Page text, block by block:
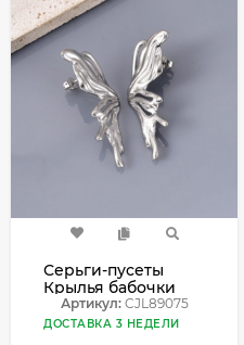
Серьги-пусеты
Крылья бабочки
абстрактные
CJL89075
Артикул:CJL89075
ДОСТАВКА 3 НЕДЕЛИ